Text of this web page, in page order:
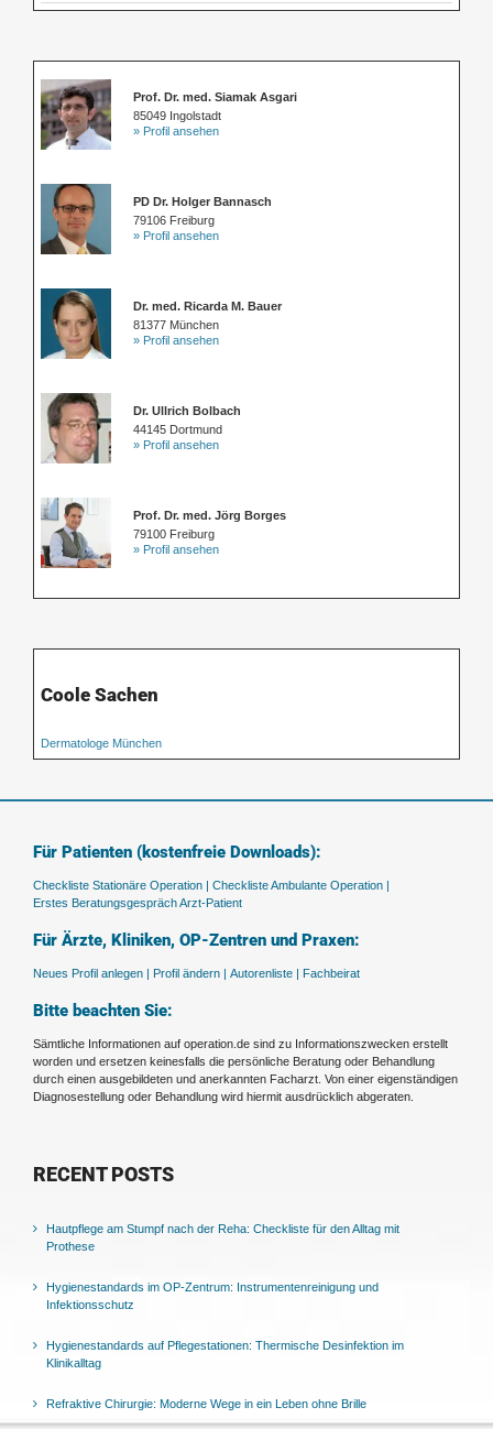
Prof. Dr. med. Siamak Asgari
85049 Ingolstadt
» Profil ansehen
PD Dr. Holger Bannasch
79106 Freiburg
» Profil ansehen
Dr. med. Ricarda M. Bauer
81377 München
» Profil ansehen
Dr. Ullrich Bolbach
44145 Dortmund
» Profil ansehen
Prof. Dr. med. Jörg Borges
79100 Freiburg
» Profil ansehen
Coole Sachen
Dermatologe München
Für Patienten (kostenfreie Downloads):
Checkliste Stationäre Operation | Checkliste Ambulante Operation |
Erstes Beratungsgespräch Arzt-Patient
Für Ärzte, Kliniken, OP-Zentren und Praxen:
Neues Profil anlegen | Profil ändern | Autorenliste | Fachbeirat
Bitte beachten Sie:
Sämtliche Informationen auf operation.de sind zu Informationszwecken erstellt
worden und ersetzen keinesfalls die persönliche Beratung oder Behandlung
durch einen ausgebildeten und anerkannten Facharzt. Von einer eigenständigen
Diagnosestellung oder Behandlung wird hiermit ausdrücklich abgeraten.
RECENT POSTS
Hautpflege am Stumpf nach der Reha: Checkliste für den Alltag mit
Prothese
Hygienestandards im OP-Zentrum: Instrumentenreinigung und
Infektionsschutz
Hygienestandards auf Pflegestationen: Thermische Desinfektion im
Klinikalltag
Refraktive Chirurgie: Moderne Wege in ein Leben ohne Brille